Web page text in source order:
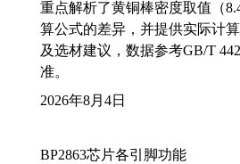
重点解析了黄铜棒密度取值（
算公式的差异，并提供实际计
及选材建议，数据参考GB/T
准。
2026年8月4日
BP2863芯片各引脚功能